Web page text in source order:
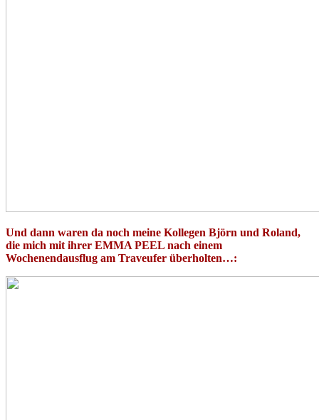
Und dann waren da noch meine Kollegen Björn und Roland,
die mich mit ihrer EMMA PEEL nach einem
Wochenendausflug am Traveufer überholten…: